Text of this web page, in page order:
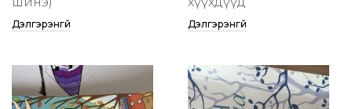
Дэлгэрэнгүй Дэлгэрэнгүй